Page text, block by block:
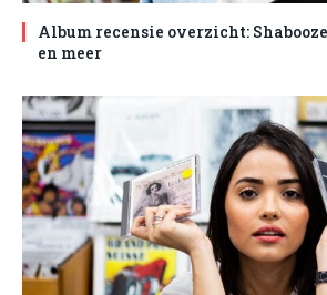
Album recensie overzicht:
en meer